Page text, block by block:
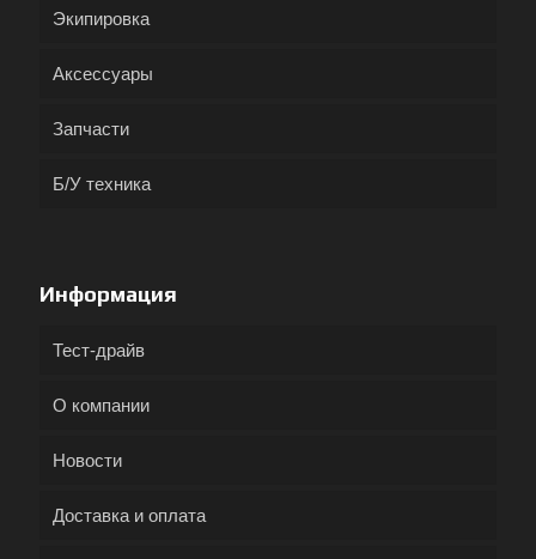
Экипировка
Аксессуары
Запчасти
Б/У техника
Информация
Тест-драйв
О компании
Новости
Доставка и оплата